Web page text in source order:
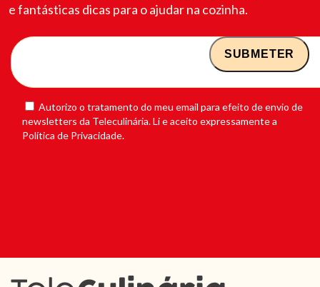
e fantásticas dicas para o ajudar na cozinha.
Autorizo o tratamento do meu email para efeito de envio de
newsletters da Teleculinária. Li e aceito expressamente a
Política de Privacidade.